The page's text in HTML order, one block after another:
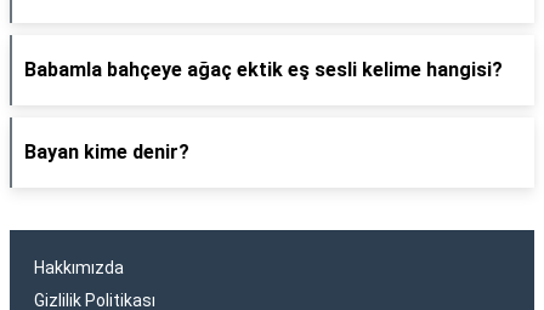
Babamla bahçeye ağaç ektik eş sesli kelime hangisi?
Bayan kime denir?
Hakkımızda
Gizlilik Politikası